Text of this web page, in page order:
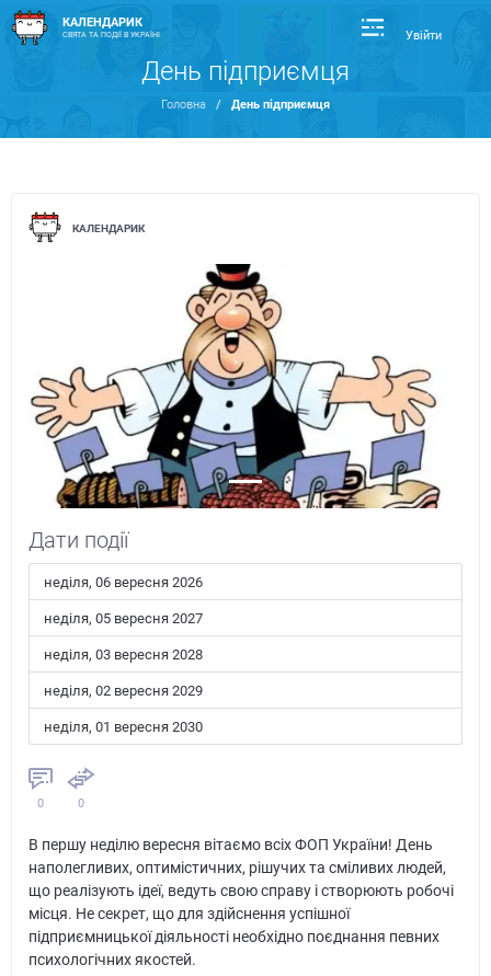
КАЛЕНДАРИК
СВЯТА ТА ПОДІЇ В УКРАЇНІ Увійти
День підприємця
Головна / День підприємця
КАЛЕНДАРИК
Previous Next
Дати події
неділя, 06 вересня 2026
неділя, 05 вересня 2027
неділя, 03 вересня 2028
неділя, 02 вересня 2029
неділя, 01 вересня 2030
0 0
В першу неділю вересня вітаємо всіх ФОП України! День
наполегливих, оптимістичних, рішучих та сміливих людей,
що реалізують ідеї, ведуть свою справу і створюють робочі
місця. Не секрет, що для здійснення успішної
підприємницької діяльності необхідно поєднання певних
психологічних якостей.